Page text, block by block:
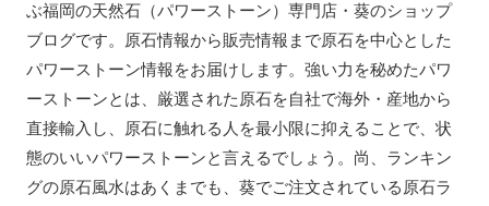
ぶ福岡の天然石（パワーストーン）専門店・葵のショップ
ブログです。原石情報から販売情報まで原石を中心とした
パワーストーン情報をお届けします。強い力を秘めたパワ
ーストーンとは、厳選された原石を自社で海外・産地から
直接輸入し、原石に触れる人を最小限に抑えることで、状
態のいいパワーストーンと言えるでしょう。尚、ランキン
グの原石風水はあくまでも、葵でご注文されている原石ラ